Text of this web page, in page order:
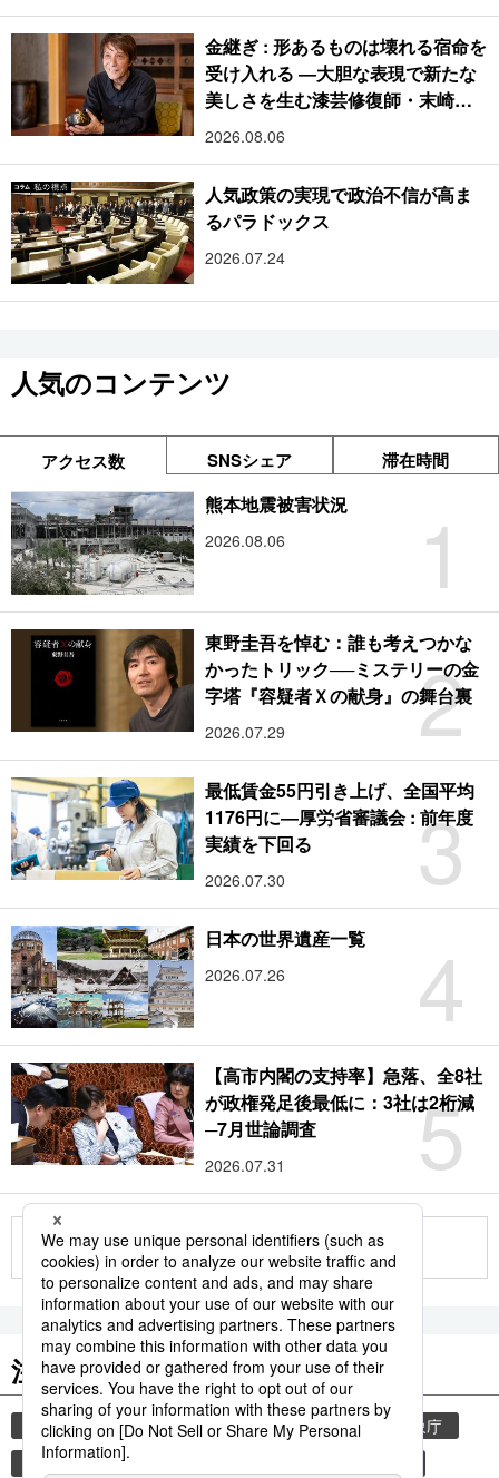
金継ぎ : 形あるものは壊れる宿命を
受け入れる ―大胆な表現で新たな
美しさを生む漆芸修復師・末崎広
樹
2026.08.06
人気政策の実現で政治不信が高ま
るパラドックス
2026.07.24
人気のコンテンツ
アクセス数 SNSシェア 滞在時間
1
熊本地震被害状況
2026.08.06
2
東野圭吾を悼む：誰も考えつかな
かったトリック──ミステリーの金
字塔『容疑者Ｘの献身』の舞台裏
2026.07.29
3
最低賃金55円引き上げ、全国平均
1176円に―厚労省審議会 : 前年度
実績を下回る
2026.07.30
4
日本の世界遺産一覧
2026.07.26
5
【高市内閣の支持率】急落、全8社
が政権発足後最低に：3社は2桁減
─7月世論調査
2026.07.31
もっと見る
注目のキーワード
共同通信ニュース 気象・災害 災害
気象庁
地震
津波